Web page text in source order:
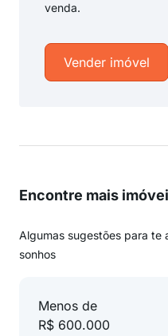
venda.
Vender imóvel
Encontre mais
Algumas sugestões para te
sonhos
Menos de
R$ 600.000